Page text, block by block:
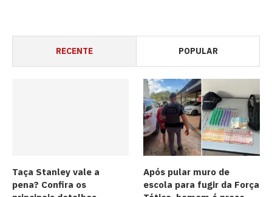
RECENTE POPULAR
Taça Stanley vale a
pena? Confira os
Após pular muro de
escola para fugir da Força